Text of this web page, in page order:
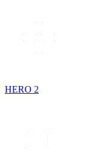
HERO 2